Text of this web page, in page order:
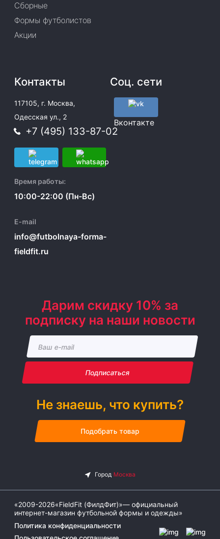
Сборные
Формы футболистов
Акции
Контакты
117105, г. Москва,
Одесская ул., 2
+7 (495) 133-87-02
Время работы:
10:00-22:00 (Пн-Вс)
E-mail
info@futbolnaya-forma-
fieldfit.ru
Соц. сети
Вконтакте
Дарим скидку 10% за
подписку на наши новости
Подписаться
Не знаешь, что купить?
Подобрать товар
«2009-2026«FieldFit (ФилдФит)»— официальный
интернет-магазин футбольной формы и одежды»
Политика конфиденциальности